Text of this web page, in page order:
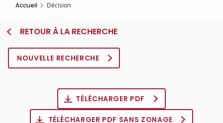
Accueil Décision
RETOUR À LA RECHERCHE
NOUVELLE RECHERCHE
TÉLÉCHARGER PDF
TÉLÉCHARGER PDF SANS ZONAGE